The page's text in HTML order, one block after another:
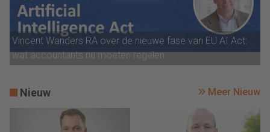
Vincent Wanders RA over de nieuwe fase van EU AI Act:
wat accountants nu moeten regelen
Nieuw Meer Nieuw